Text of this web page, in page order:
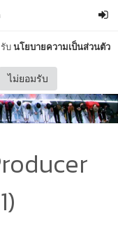
บนโยบายความเป็นส่วนตัว
ไม่ยอมรับ